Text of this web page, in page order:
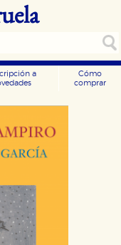
a
Cómo
comprar